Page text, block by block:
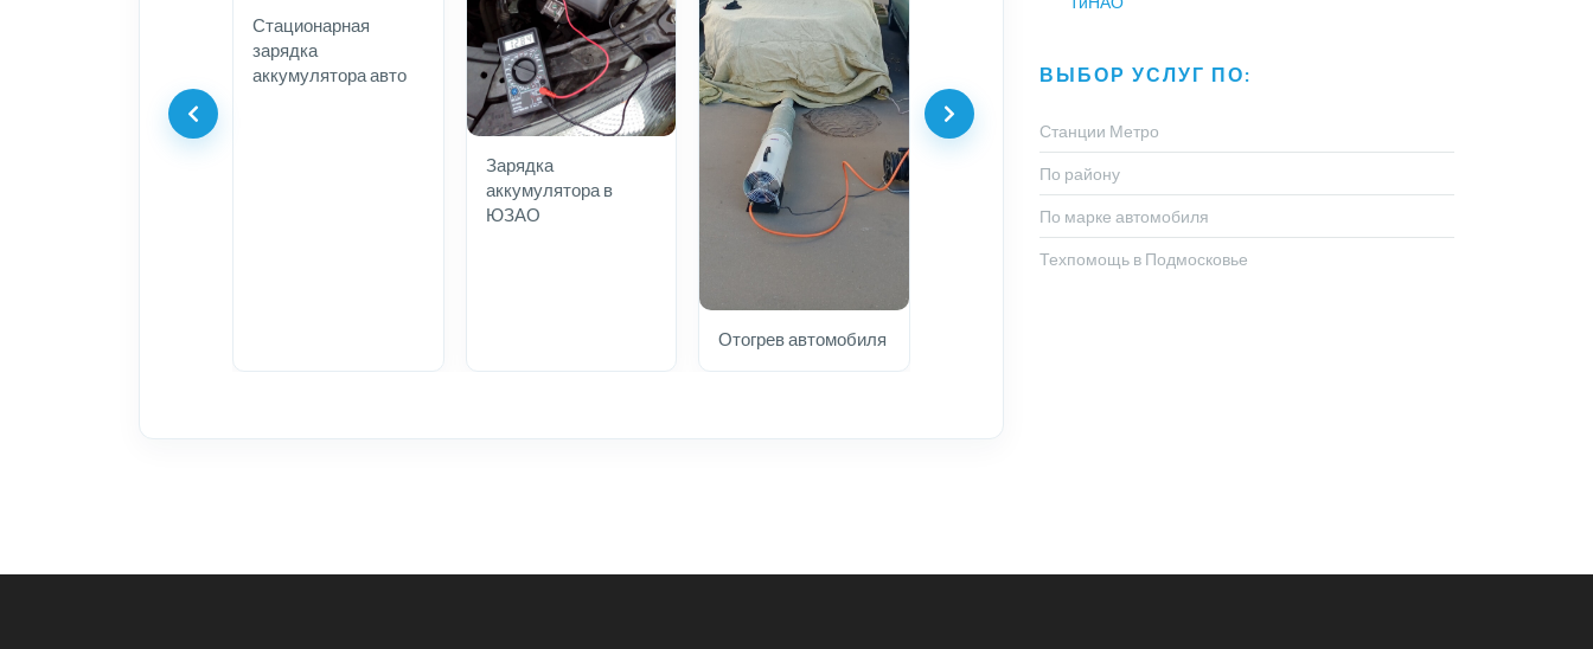
Стационарная
зарядка
аккумулятора авто
Зарядка
аккумулятора в
ЮЗАО
Отогрев автомобиля
ВЫБОР УСЛУГ ПО:
Станции Метро
По району
По марке автомобиля
Техпомощь в Подмосковье